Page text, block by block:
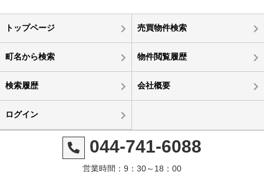
トップページ 売買物件検索
町名から検索 物件閲覧履歴
検索履歴 会社概要
ログイン
044-741-6088
営業時間：9：30～18：00